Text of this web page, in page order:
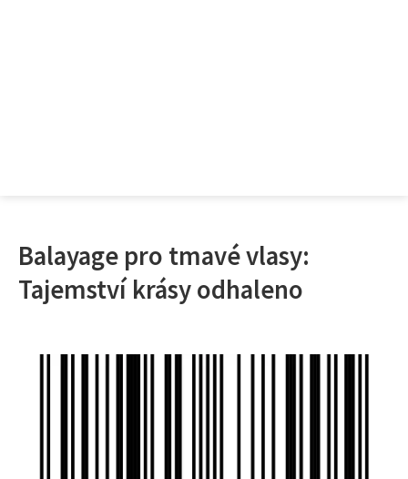
Balayage pro tmavé vlasy:
Tajemství krásy odhaleno